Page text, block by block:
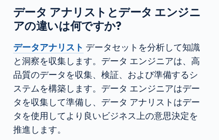
データ アナリストとデータ エンジニ
アの違いは何ですか?
データアナリスト データセットを分析して知識
と洞察を収集します。データ エンジニアは、高
品質のデータを収集、検証、および準備するシ
ステムを構築します。データ エンジニアはデー
タを収集して準備し、データ アナリストはデー
タを使用してより良いビジネス上の意思決定を
推進します。